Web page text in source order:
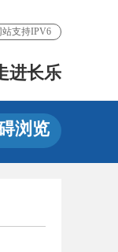
站支持IPV6
进长乐
浏览